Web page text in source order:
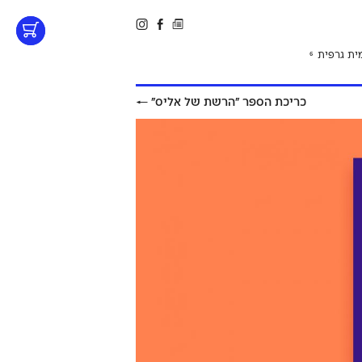
גרפית 6
כריכת הספר ״הרשת של אליס״ ←